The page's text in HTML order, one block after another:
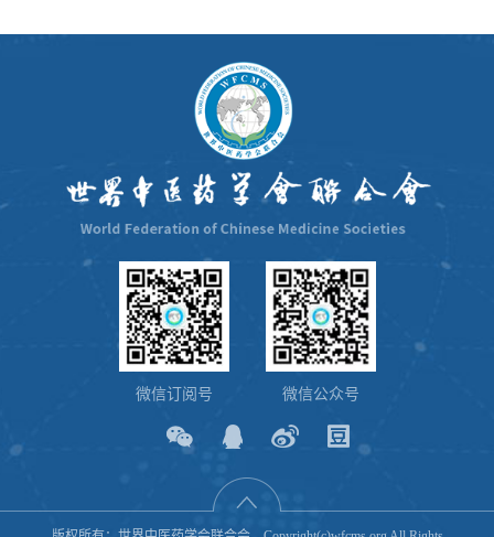
微信订阅号 微信公众号